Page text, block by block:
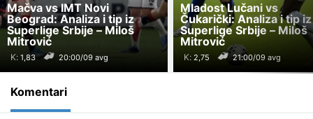
Mačva vs IMT Novi
Beograd: Analiza i tip iz
Superlige Srbije – Miloš
Mitrović
K: 20:00/09 avg
Mladost Lučani vs
Čukarički: Analiza i tip iz
Superlige Srbije – Miloš
Mitrović
K: 21:00/09 avg
Komentari